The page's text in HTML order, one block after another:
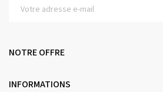
NOTRE OFFRE
INFORMATIONS